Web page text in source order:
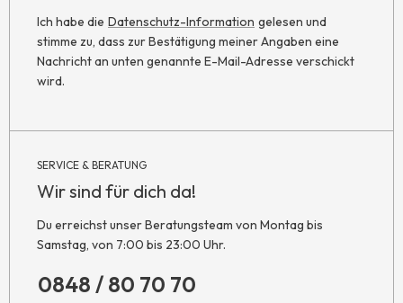
Ich habe die Datenschutz-Information gelesen und
stimme zu, dass zur Bestätigung meiner Angaben eine
Nachricht an unten genannte E-Mail-Adresse verschickt
wird.
SERVICE & BERATUNG
Wir sind für dich da!
Du erreichst unser Beratungsteam von Montag bis
Samstag, von 7:00 bis 23:00 Uhr.
0848 / 80 70 70